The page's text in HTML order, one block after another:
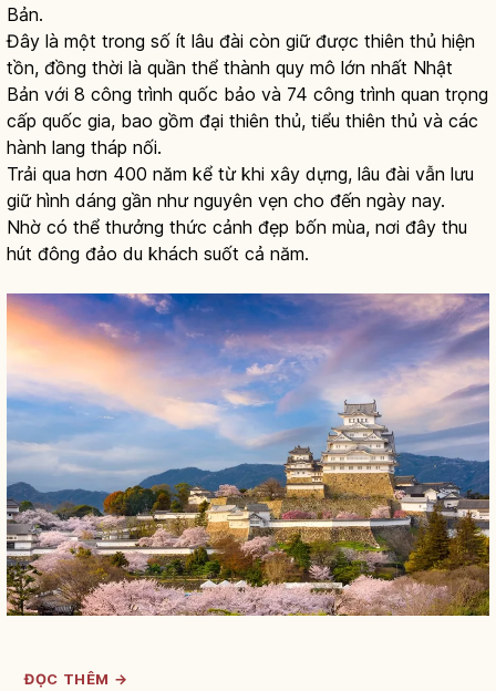
Bản.
Đây là một trong số ít lâu đài còn giữ được thiên thủ hiện
tồn, đồng thời là quần thể thành quy mô lớn nhất Nhật
Bản với 8 công trình quốc bảo và 74 công trình quan trọng
cấp quốc gia, bao gồm đại thiên thủ, tiểu thiên thủ và các
hành lang tháp nối.
Trải qua hơn 400 năm kể từ khi xây dựng, lâu đài vẫn lưu
giữ hình dáng gần như nguyên vẹn cho đến ngày nay.
Nhờ có thể thưởng thức cảnh đẹp bốn mùa, nơi đây thu
hút đông đảo du khách suốt cả năm.
ĐỌC THÊM →